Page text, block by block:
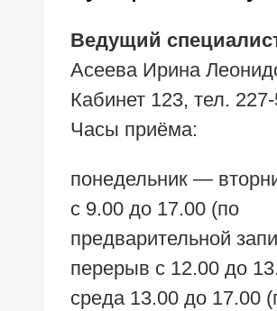
Ведущий
Асеева Ирина
Кабинет 123, тел.
Часы приёма:
понедельник —
с 9.00 до 17.00 (по
предварительной
перерыв с 12.00 до
среда 13.00 до 17.00